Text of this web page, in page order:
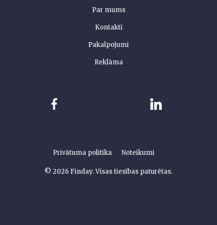
Par mums
Kontakti
Pakalpojumi
Reklāma
© 2026 Finday. Visas tiesības paturētas.
Privātuma politika Noteikumi